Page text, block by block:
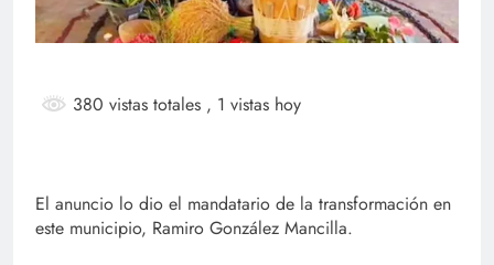
380 vistas totales , 1 vistas hoy
El anuncio lo dio el mandatario de la transformación en
este municipio, Ramiro González Mancilla.